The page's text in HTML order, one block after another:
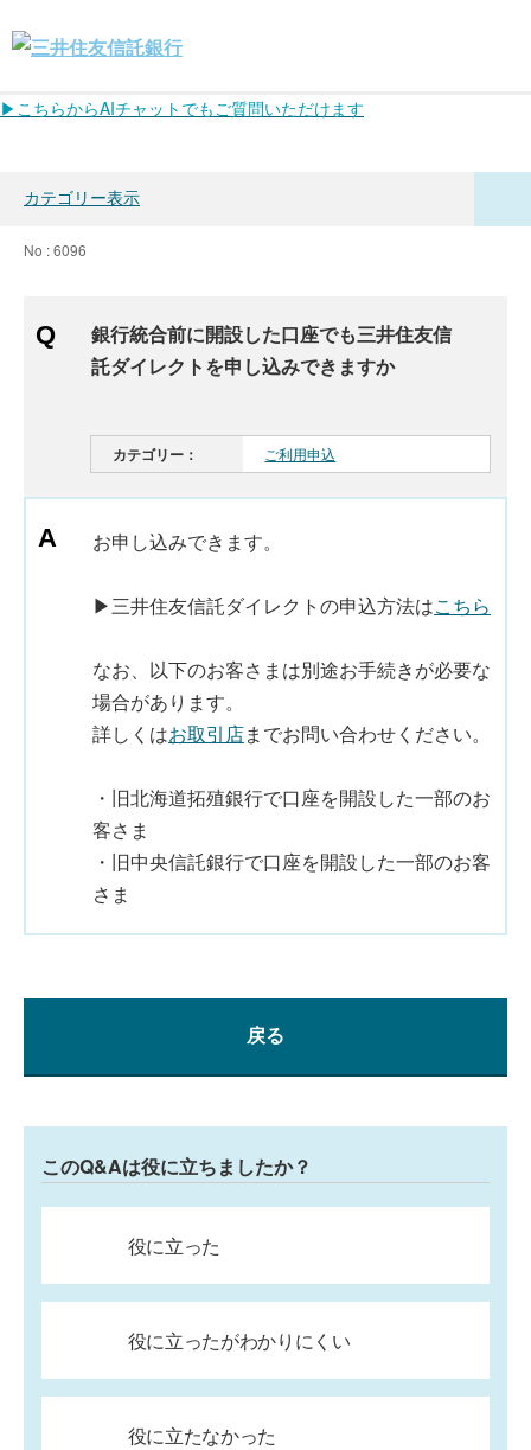
▶こちらからAIチャットでもご質問いただけます
カテゴリー表示
No : 6096
銀行統合前に開設した口座でも三井住友信
託ダイレクトを申し込みできますか
カテゴリー： ご利用申込
お申し込みできます。
▶三井住友信託ダイレクトの申込方法はこちら
なお、以下のお客さまは別途お手続きが必要な
場合があります。
詳しくはお取引店までお問い合わせください。
・旧北海道拓殖銀行で口座を開設した一部のお
客さま
・旧中央信託銀行で口座を開設した一部のお客
さま
戻る
このQ&Aは役に立ちましたか？
役に立った
役に立ったがわかりにくい
役に立たなかった